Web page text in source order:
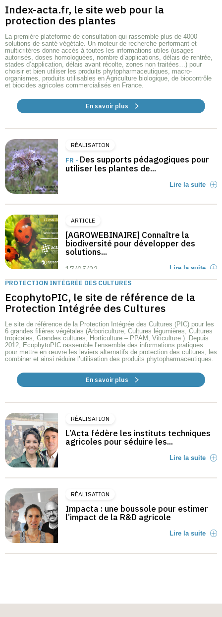
Index-acta.fr, le site web pour la
protection des plantes
La première plateforme de consultation qui rassemble plus de 4000
solutions de santé végétale. Un moteur de recherche performant et
multicritères donne accès à toutes les informations utiles (usages
autorisés, doses homologuées, nombre d’applications, délais de rentrée,
stades d’application, délais avant récolte, zones non traitées…) pour
choisir et bien utiliser les produits phytopharmaceutiques, macro-
organismes, produits utilisables en Agriculture biologique, de biocontrôle
et biocides agricoles commercialisés en France.
En savoir plus
RÉALISATION
FR - Des supports pédagogiques pour
utiliser les plantes de...
Lire la suite
ARTICLE
[AGROWEBINAIRE] Connaître la
biodiversité pour développer des
solutions...
17/05/22 Lire la suite
PROTECTION INTÉGRÉE DES CULTURES
EcophytoPIC, le site de référence de la
Protection Intégrée des Cultures
Le site de référence de la Protection Intégrée des Cultures (PIC) pour les
6 grandes filières végétales (Arboriculture, Cultures légumières, Cultures
tropicales, Grandes cultures, Horticulture – PPAM, Viticulture ). Depuis
2012, EcophytoPIC rassemble l’ensemble des informations pratiques
pour mettre en œuvre les leviers alternatifs de protection des cultures, les
combiner et ainsi réduire l’utilisation des produits phytopharmaceutiques.
En savoir plus
RÉALISATION
L’Acta fédère les instituts techniques
agricoles pour séduire les...
Lire la suite
RÉALISATION
Impacta : une boussole pour estimer
l’impact de la R&D agricole
Lire la suite